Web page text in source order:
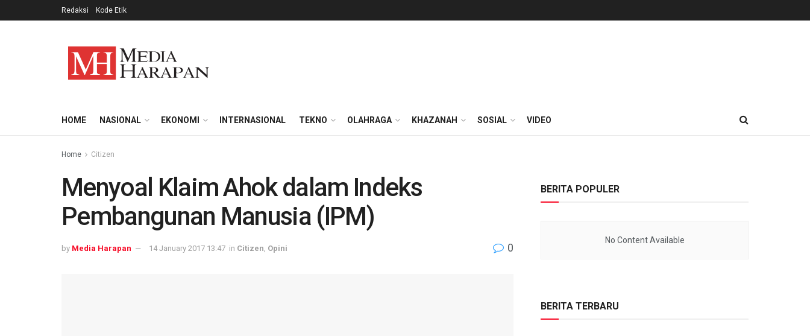
Redaksi Kode Etik
HOME NASIONAL EKONOMI INTERNASIONAL TEKNO OLAHRAGA KHAZANAH SOSIAL VIDEO
Home Citizen
Menyoal Klaim Ahok dalam Indeks
Pembangunan Manusia (IPM)
by Media Harapan 14 January 2017 13:47 in Citizen Opini 0
BERITA POPULER
No Content Available
BERITA TERBARU